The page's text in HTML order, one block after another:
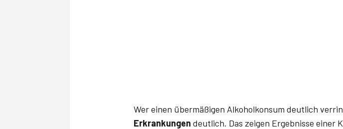
Wer einen übermäßigen Alkoholkonsum deutlich
Erkrankungen deutlich. Das zeigen Ergebnisse einer